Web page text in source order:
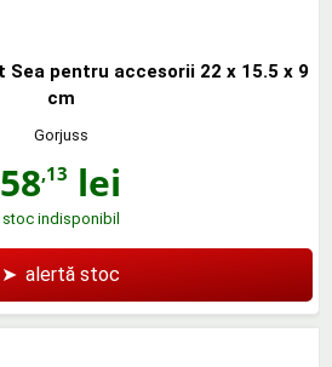
Sea pentru accesorii 22 x 15.5 x 9
cm
Gorjuss
58,13 lei
stoc indisponibil
➤ alertă stoc